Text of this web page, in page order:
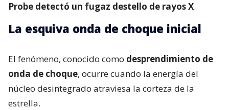
Probe detectó un fugaz destello de rayos X.
La esquiva onda de choque inicial
El fenómeno, conocido como desprendimiento de
onda de choque, ocurre cuando la energía del
núcleo desintegrado atraviesa la corteza de la
estrella.